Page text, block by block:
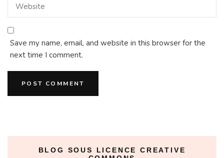
Save my name, email, and website in this browser for the
next time I comment.
BLOG SOUS LICENCE CREATIVE